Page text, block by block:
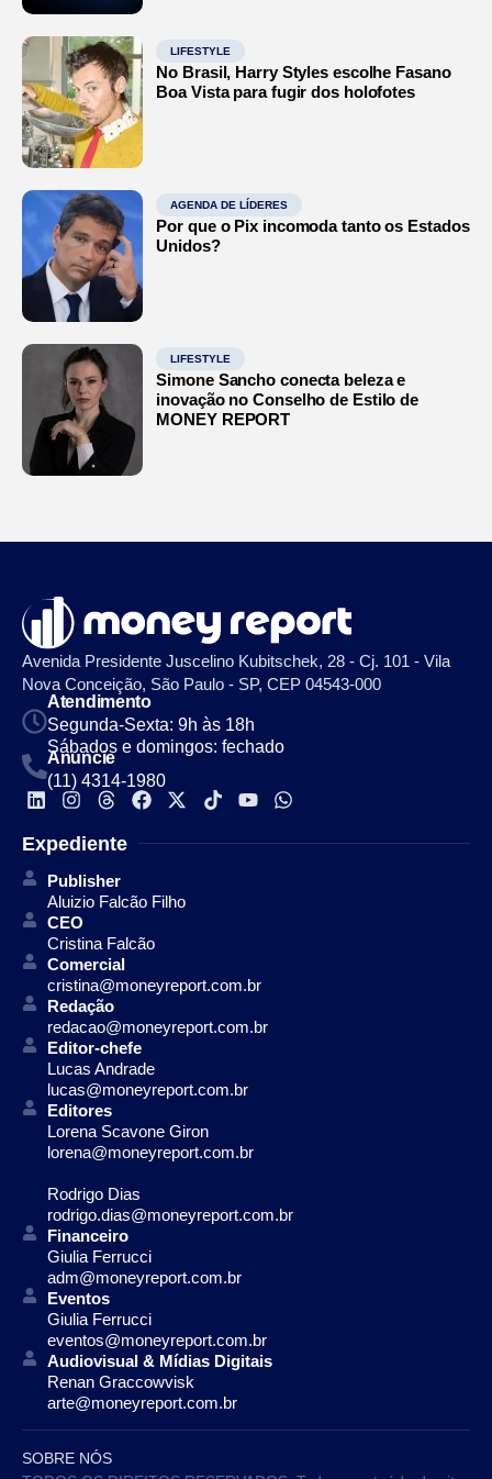
LIFESTYLE
No Brasil, Harry Styles escolhe Fasano
Boa Vista para fugir dos holofotes
AGENDA DE LÍDERES
Por que o Pix incomoda tanto os Estados
Unidos?
LIFESTYLE
Simone Sancho conecta beleza e
inovação no Conselho de Estilo de
MONEY REPORT
Avenida Presidente Juscelino Kubitschek, 28 - Cj. 101 - Vila
Nova Conceição, São Paulo - SP, CEP 04543-000
Atendimento
Segunda-Sexta: 9h às 18h
Sábados e domingos: fechado
Anuncie
(11) 4314-1980
Expediente
Publisher
Aluizio Falcão Filho
CEO
Cristina Falcão
Comercial
cristina@moneyreport.com.br
Redação
redacao@moneyreport.com.br
Editor-chefe
Lucas Andrade
lucas@moneyreport.com.br
Editores
Lorena Scavone Giron
lorena@moneyreport.com.br
Rodrigo Dias
rodrigo.dias@moneyreport.com.br
Financeiro
Giulia Ferrucci
adm@moneyreport.com.br
Eventos
Giulia Ferrucci
eventos@moneyreport.com.br
Audiovisual & Mídias Digitais
Renan Graccowvisk
arte@moneyreport.com.br
SOBRE NÓS